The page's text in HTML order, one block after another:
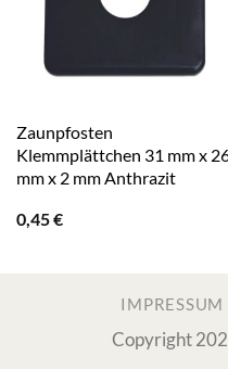
Zaunpfosten
Klemmplättchen 31 mm x
mm x 2 mm Anthrazit
0,45€
IMPRESSUM
Copyright